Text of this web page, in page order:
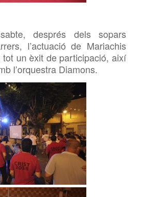
després dels sopars
l’actuació de Mariachis
tot un èxit de participació, així
l’orquestra Diamons.